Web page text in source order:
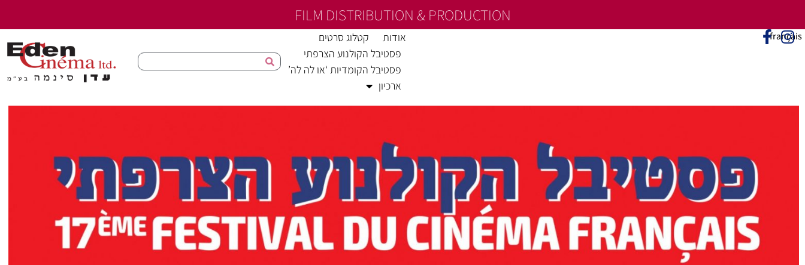
FILM DISTRIBUTION & PRODUCTION
français אודות
קטלוג סרטים
פסטיבל הקולנוע הצרפתי
פסטיבל הקומדיות ‘או לה לה’
ארכיון